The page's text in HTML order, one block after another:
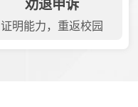
劝退申诉
证明能力，重返校园